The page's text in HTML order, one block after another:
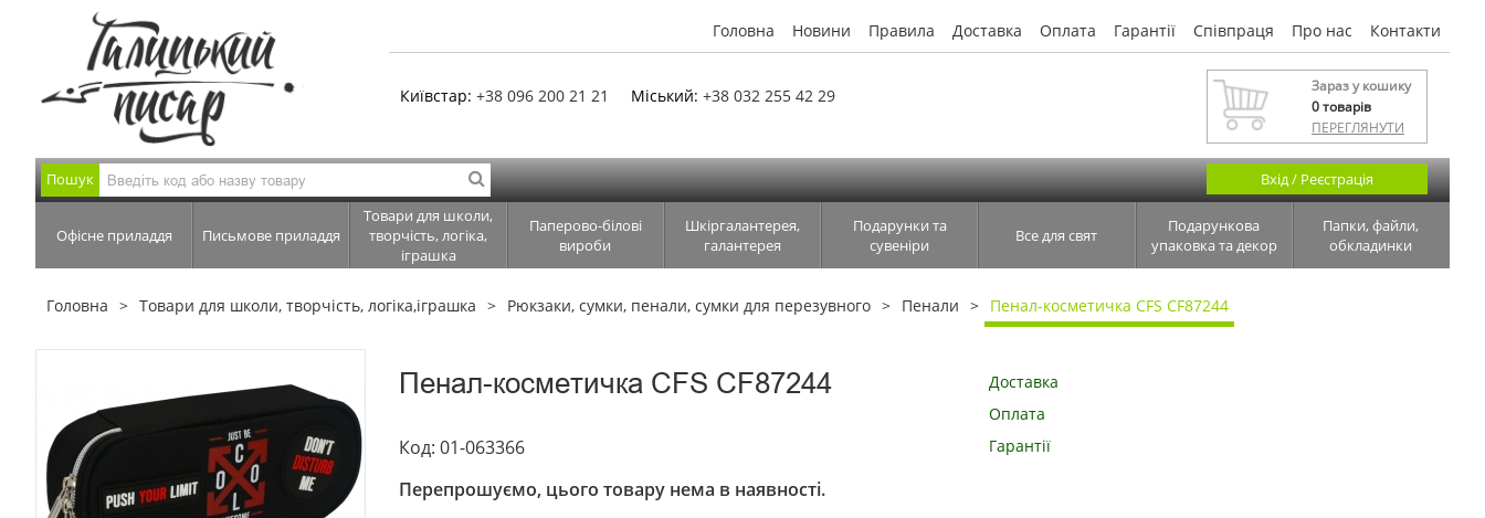
Головна Новини Правила Доставка Оплата Гарантії Співпраця Про нас Контакти
Київстар: +38 096 200 21 21 Міський: +38 032 255 42 29
Зараз у кошику
0товарів
ПЕРЕГЛЯНУТИ
Пошук Вхід / Реєстрація
Офісне приладдя Письмове приладдя
Товари для школи,
творчість, логіка,
іграшка
Паперово-білові
вироби
Шкіргалантерея,
галантерея
Подарунки та
сувеніри
Все для свят
Подарункова
упаковка та декор
Папки, файли,
обкладинки
Головна Товари для школи, творчість, логіка,іграшка Рюкзаки, сумки, пенали, сумки для перезувного Пенали Пенал-косметичка CFS CF87244
Пенал-косметичка CFS CF87244
Код: 01-063366
Перепрошуємо, цього товару нема в наявності.
Доставка
Оплата
Гарантії